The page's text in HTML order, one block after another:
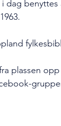
benyttes
plassen